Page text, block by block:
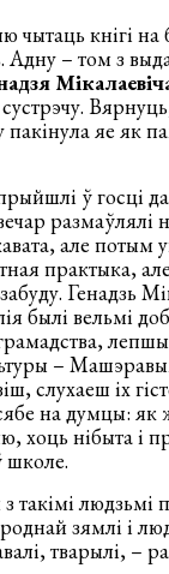
кнігі на
Адну – том з
пакінула яе як
ў госці да
размаўлялі
але потым
практыка,
Генадзь
былі вельмі
–
слухаеш іх
на думцы: як
хоць нібыта і
школе.
такімі людзьмі
зямлі і
тварылі, –